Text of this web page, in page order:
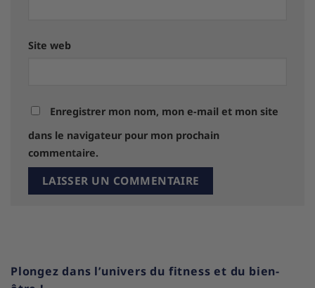
Site web
Enregistrer mon nom, mon e-mail et mon site
dans le navigateur pour mon prochain
commentaire.
Plongez dans l’univers du fitness et du bien-